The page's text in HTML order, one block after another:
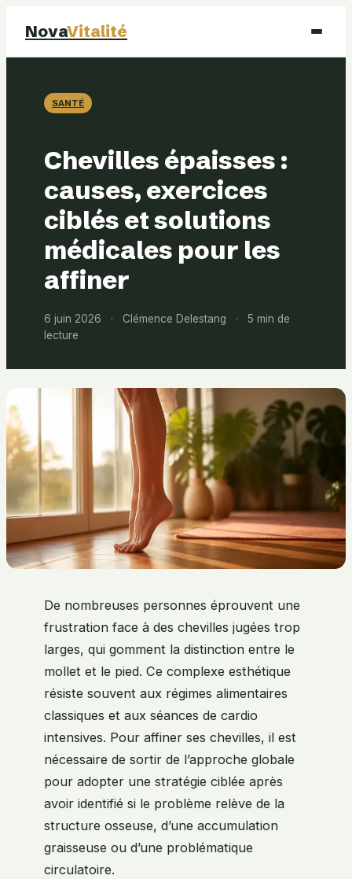
NovaVitalité
Santé
Bien-être
SANTÉ
Chevilles épaisses :
causes, exercices
ciblés et solutions
médicales pour les
affiner
6 juin 2026 · Clémence Delestang ·
5 min de
lecture
De nombreuses personnes éprouvent une
frustration face à des chevilles jugées trop
larges, qui gomment la distinction entre le
mollet et le pied. Ce complexe esthétique
résiste souvent aux régimes alimentaires
classiques et aux séances de cardio
intensives. Pour affiner ses chevilles, il est
nécessaire de sortir de l’approche globale
pour adopter une stratégie ciblée après
avoir identifié si le problème relève de la
structure osseuse, d’une accumulation
graisseuse ou d’une problématique
circulatoire.